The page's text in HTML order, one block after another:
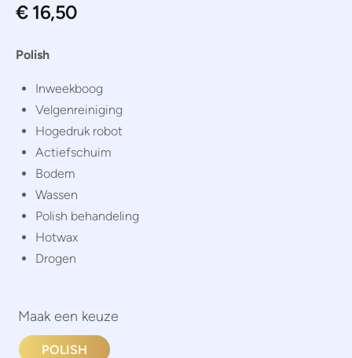
Polish
Inweekboog
Velgenreiniging
Hogedruk robot
Actiefschuim
Bodem
Wassen
Polish behandeling
Hotwax
Drogen
€16,50
POLISH